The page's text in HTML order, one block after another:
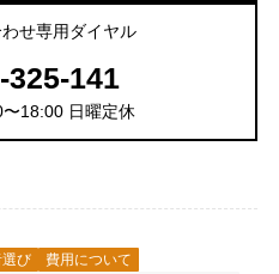
せ専用ダイヤル
325-141
18:00 日曜定休
び
費用について